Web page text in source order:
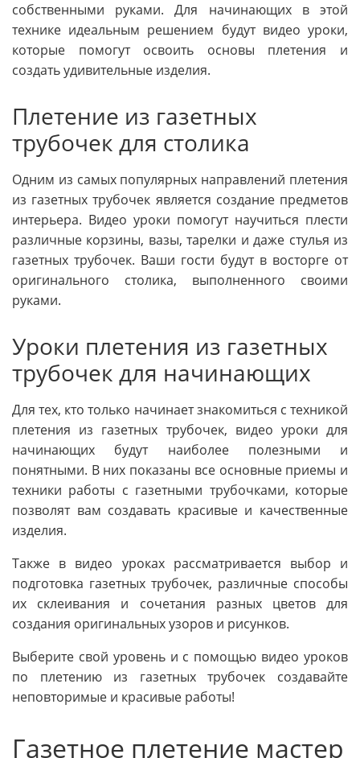
собственными руками. Для начинающих в этой
технике идеальным решением будут видео уроки,
которые помогут освоить основы плетения и
создать удивительные изделия.
Плетение из газетных
трубочек для столика
Одним из самых популярных направлений плетения
из газетных трубочек является создание предметов
интерьера. Видео уроки помогут научиться плести
различные корзины, вазы, тарелки и даже стулья из
газетных трубочек. Ваши гости будут в восторге от
оригинального столика, выполненного своими
руками.
Уроки плетения из газетных
трубочек для начинающих
Для тех, кто только начинает знакомиться с техникой
плетения из газетных трубочек, видео уроки для
начинающих будут наиболее полезными и
понятными. В них показаны все основные приемы и
техники работы с газетными трубочками, которые
позволят вам создавать красивые и качественные
изделия.
Также в видео уроках рассматривается выбор и
подготовка газетных трубочек, различные способы
их склеивания и сочетания разных цветов для
создания оригинальных узоров и рисунков.
Выберите свой уровень и с помощью видео уроков
по плетению из газетных трубочек создавайте
неповторимые и красивые работы!
Газетное плетение мастер